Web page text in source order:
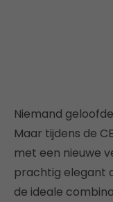
Niemand
Maar tijdens de
met een nieuwe
prachtig elegant
de ideale